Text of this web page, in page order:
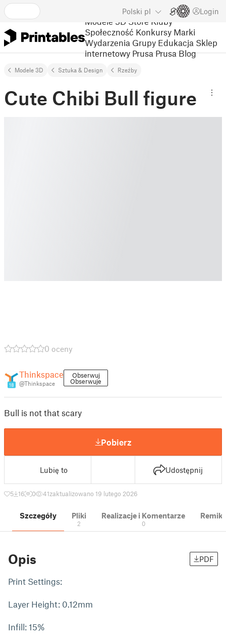
Polski pl Login
Modele 3D Store Kluby
Społeczność Konkursy Marki
Wydarzenia Grupy Edukacja Sklep
internetowy Prusa Prusa Blog
Modele 3D Sztuka & Design Rzeźby
Cute Chibi Bull figure
0 oceny
18
Thinkspace
@Thinkspace
Obserwuj
Obserwuje
Bull is not that scary
Pobierz
Lubię to Udostępnij
5 16 0 41zaktualizowano 19 lutego 2026
Szczegóły Pliki
2
Realizacje i Komentarze
0
Opis PDF
Print Settings:
Layer Height: 0.12mm
Infill: 15%